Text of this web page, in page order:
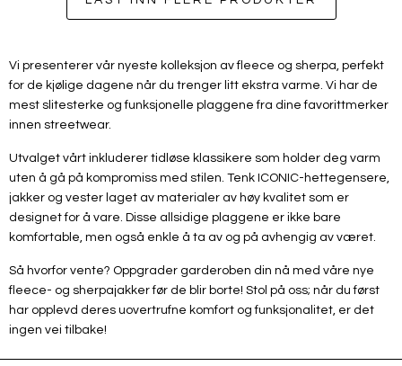
Vi presenterer vår nyeste kolleksjon av fleece og sherpa, perfekt
for de kjølige dagene når du trenger litt ekstra varme. Vi har de
mest slitesterke og funksjonelle plaggene fra dine favorittmerker
innen streetwear.
Utvalget vårt inkluderer tidløse klassikere som holder deg varm
uten å gå på kompromiss med stilen. Tenk ICONIC-hettegensere,
jakker og vester laget av materialer av høy kvalitet som er
designet for å vare. Disse allsidige plaggene er ikke bare
komfortable, men også enkle å ta av og på avhengig av været.
Så hvorfor vente? Oppgrader garderoben din nå med våre nye
fleece- og sherpajakker før de blir borte! Stol på oss; når du først
har opplevd deres uovertrufne komfort og funksjonalitet, er det
ingen vei tilbake!